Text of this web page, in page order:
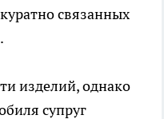
связанных
изделий, однако
супруг